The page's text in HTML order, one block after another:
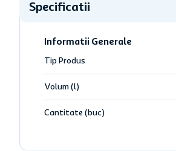
Specificatii
Informatii Generale
Tip Produs
Volum (l)
Cantitate (buc)